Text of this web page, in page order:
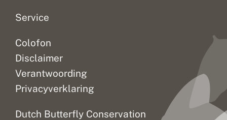
Service
Colofon
Disclaimer
Verantwoording
Privacyverklaring
Dutch Butterfly Conservation